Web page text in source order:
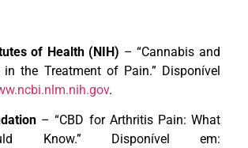
of Health (NIH) – “Cannabis and
in the Treatment of Pain.” Disponível
.
– “CBD for Arthritis Pain: What
Know.” Disponível em: